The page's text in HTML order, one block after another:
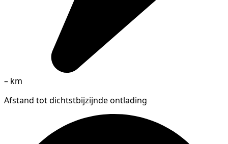
– km
Afstand tot dichtstbijzijnde ontlading